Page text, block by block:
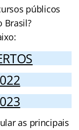
públicos
Brasil?
as principais